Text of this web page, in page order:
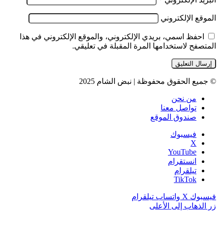
الموقع الإلكتروني
احفظ اسمي، بريدي الإلكتروني، والموقع الإلكتروني في هذا
المتصفح لاستخدامها المرة المقبلة في تعليقي.
© جميع الحقوق محفوظة | نبض الشام 2025
من نحن
تواصل معنا
صندوق الموقع
فيسبوك
‫X
‫YouTube
انستقرام
تيلقرام
‫TikTok
فيسبوك ‫X واتساب تيلقرام
زر الذهاب إلى الأعلى